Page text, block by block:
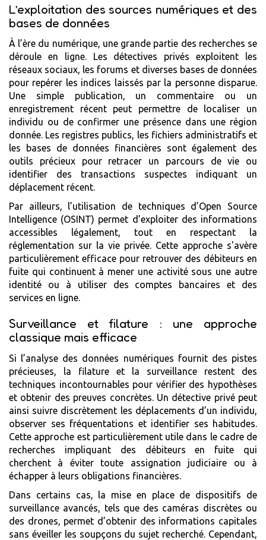
L’exploitation des sources numériques et des
bases de données
À l’ère du numérique, une grande partie des recherches se
déroule en ligne. Les détectives privés exploitent les
réseaux sociaux, les forums et diverses bases de données
pour repérer les indices laissés par la personne disparue.
Une simple publication, un commentaire ou un
enregistrement récent peut permettre de localiser un
individu ou de confirmer une présence dans une région
donnée. Les registres publics, les fichiers administratifs et
les bases de données financières sont également des
outils précieux pour retracer un parcours de vie ou
identifier des transactions suspectes indiquant un
déplacement récent.
Par ailleurs, l’utilisation de techniques d’Open Source
Intelligence (OSINT) permet d’exploiter des informations
accessibles légalement, tout en respectant la
réglementation sur la vie privée. Cette approche s'avère
particulièrement efficace pour retrouver des débiteurs en
fuite qui continuent à mener une activité sous une autre
identité ou à utiliser des comptes bancaires et des
services en ligne.
Surveillance et filature : une approche
classique mais efficace
Si l’analyse des données numériques fournit des pistes
précieuses, la filature et la surveillance restent des
techniques incontournables pour vérifier des hypothèses
et obtenir des preuves concrètes. Un détective privé peut
ainsi suivre discrètement les déplacements d’un individu,
observer ses fréquentations et identifier ses habitudes.
Cette approche est particulièrement utile dans le cadre de
recherches impliquant des débiteurs en fuite qui
cherchent à éviter toute assignation judiciaire ou à
échapper à leurs obligations financières.
Dans certains cas, la mise en place de dispositifs de
surveillance avancés, tels que des caméras discrètes ou
des drones, permet d’obtenir des informations capitales
sans éveiller les soupçons du sujet recherché. Cependant,